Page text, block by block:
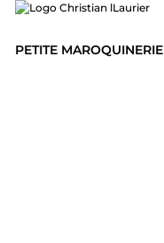
PETITE MAROQUINERIE